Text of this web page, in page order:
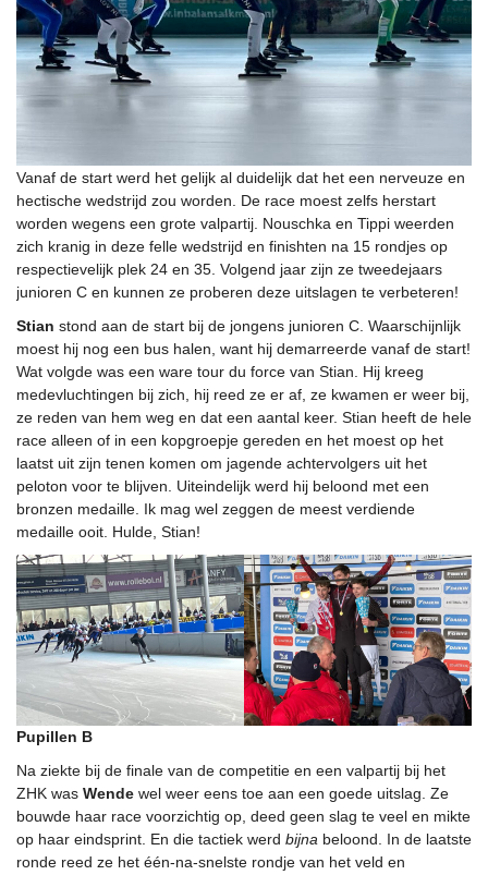
Vanaf de start werd het gelijk al duidelijk dat het een nerveuze en
hectische wedstrijd zou worden. De race moest zelfs herstart
worden wegens een grote valpartij. Nouschka en Tippi weerden
zich kranig in deze felle wedstrijd en finishten na 15 rondjes op
respectievelijk plek 24 en 35. Volgend jaar zijn ze tweedejaars
junioren C en kunnen ze proberen deze uitslagen te verbeteren!
Stian stond aan de start bij de jongens junioren C. Waarschijnlijk
moest hij nog een bus halen, want hij demarreerde vanaf de start!
Wat volgde was een ware tour du force van Stian. Hij kreeg
medevluchtingen bij zich, hij reed ze er af, ze kwamen er weer bij,
ze reden van hem weg en dat een aantal keer. Stian heeft de hele
race alleen of in een kopgroepje gereden en het moest op het
laatst uit zijn tenen komen om jagende achtervolgers uit het
peloton voor te blijven. Uiteindelijk werd hij beloond met een
bronzen medaille. Ik mag wel zeggen de meest verdiende
medaille ooit. Hulde, Stian!
Pupillen B
Na ziekte bij de finale van de competitie en een valpartij bij het
ZHK was Wende wel weer eens toe aan een goede uitslag. Ze
bouwde haar race voorzichtig op, deed geen slag te veel en mikte
op haar eindsprint. En die tactiek werd bijna beloond. In de laatste
ronde reed ze het één-na-snelste rondje van het veld en